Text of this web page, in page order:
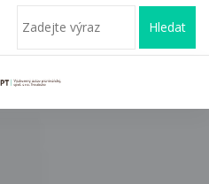
Hledat